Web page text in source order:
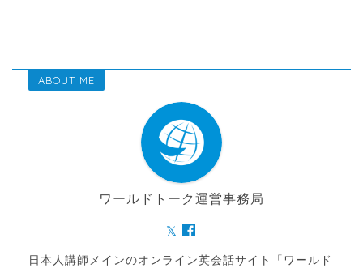
ABOUT ME
ワールドトーク運営事務局
日本人講師メインのオンライン英会話サイト「ワールド